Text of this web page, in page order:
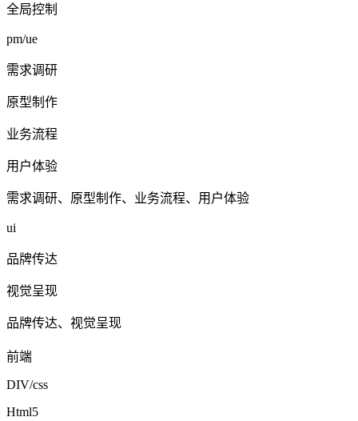
全局控制
pm/ue
需求调研
原型制作
业务流程
用户体验
需求调研、原型制作、业务流程、用户体验
ui
品牌传达
视觉呈现
品牌传达、视觉呈现
前端
DIV/css
Html5